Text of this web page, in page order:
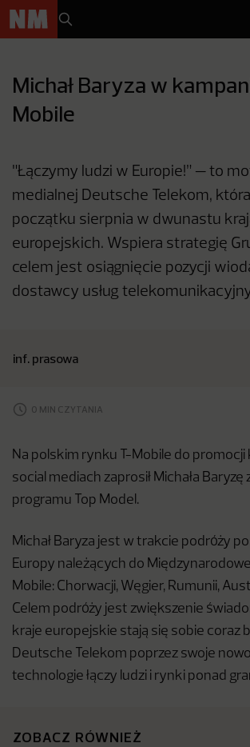
Michał Baryza w
Mobile
"Łączymy ludzi w Europie!” — to
medialnej Deutsche Telekom, która
początku sierpnia w dwunastu
europejskich. Wspiera strategię
celem jest osiągnięcie pozycji
dostawcy usług
inf. prasowa
0 MIN CZYTANIA
Na polskim rynku T-Mobile do promocji
social mediach zaprosił Michała Baryzę
programu Top Model.
Michał Baryza jest w trakcie podróży
Europy należących do
Mobile: Chorwacji, Węgier, Rumunii,
Celem podróży jest zwiększenie
kraje europejskie stają się sobie coraz
Deutsche Telekom poprzez swoje
technologie łączy ludzi i rynki ponad
ZOBACZ RÓWNIEŻ